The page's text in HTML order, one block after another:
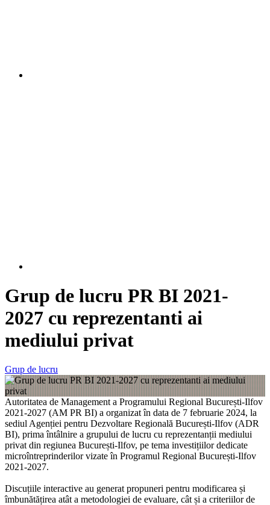
Grup de lucru PR BI 2021-
2027 cu reprezentanti ai
mediului privat
Grup de lucru
Autoritatea de Management a Programului Regional București-Ilfov
2021-2027 (AM PR BI) a organizat în data de 7 februarie 2024, la
sediul Agenției pentru Dezvoltare Regională București-Ilfov (ADR
BI), prima întâlnire a grupului de lucru cu reprezentanții mediului
privat din regiunea București-Ilfov, pe tema investițiilor dedicate
microîntreprinderilor vizate în Programul Regional București-Ilfov
2021-2027.
Discuțiile interactive au generat propuneri pentru modificarea și
îmbunătățirea atât a metodologiei de evaluare, cât și a criteriilor de